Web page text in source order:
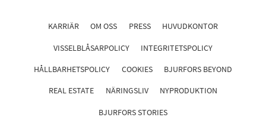
KARRIÄR OM OSS PRESS HUVUDKONTOR
VISSELBLÅSARPOLICY INTEGRITETSPOLICY
HÅLLBARHETSPOLICY COOKIES BJURFORS BEYOND
REAL ESTATE NÄRINGSLIV NYPRODUKTION
BJURFORS STORIES